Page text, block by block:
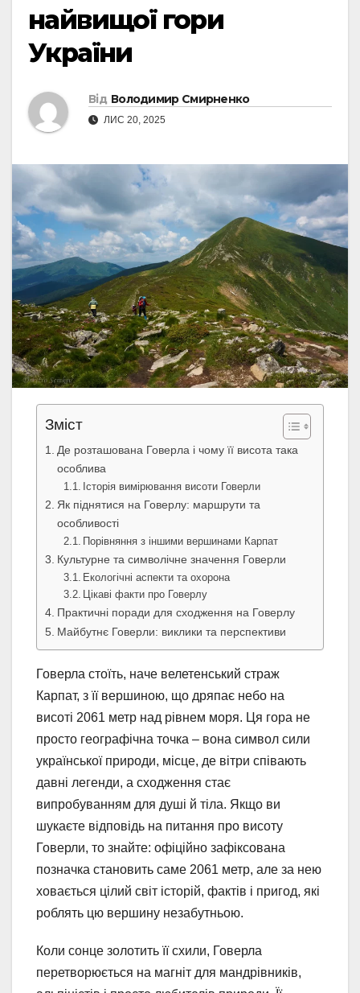
найвищої гори
України
Від Володимир Смирненко
ЛИС 20, 2025
Зміст
Де розташована Говерла і чому її висота така
особлива
Історія вимірювання висоти Говерли
Як піднятися на Говерлу: маршрути та
особливості
Порівняння з іншими вершинами Карпат
Культурне та символічне значення Говерли
Екологічні аспекти та охорона
Цікаві факти про Говерлу
Практичні поради для сходження на Говерлу
Майбутнє Говерли: виклики та перспективи
Говерла стоїть, наче велетенський страж
Карпат, з її вершиною, що дряпає небо на
висоті 2061 метр над рівнем моря. Ця гора не
просто географічна точка – вона символ сили
української природи, місце, де вітри співають
давні легенди, а сходження стає
випробуванням для душі й тіла. Якщо ви
шукаєте відповідь на питання про висоту
Говерли, то знайте: офіційно зафіксована
позначка становить саме 2061 метр, але за нею
ховається цілий світ історій, фактів і пригод, які
роблять цю вершину незабутньою.
Коли сонце золотить її схили, Говерла
перетворюється на магніт для мандрівників,